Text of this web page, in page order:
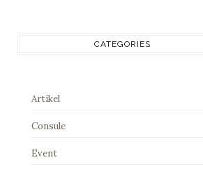
CATEGORIES
Artikel
Consule
Event